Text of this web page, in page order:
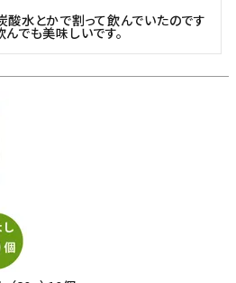
酸水とかで割って飲んでいたのです
でも美味しいです。